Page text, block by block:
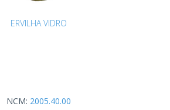
ERVILHA VIDRO
NCM: 2005.40.00